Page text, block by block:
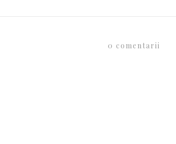
0 comentarii